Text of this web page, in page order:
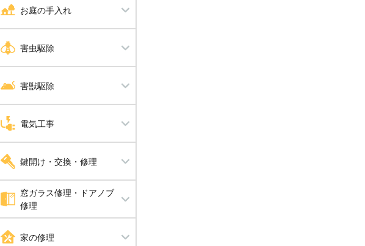
お庭の手入れ
剪定
伐採
芝張り
砂利敷き
シャッター修理
アスファルト工事
ブロック工事・コンクリート工事
害虫駆除
シロアリ駆除
ダニ・ノミ・トコジラミ駆除
ムカデ駆除
アリ駆除
ゴキブリ駆除
害獣駆除
アライグマ・イタチ・ハクビシン
駆除
ハト駆除
ねずみ駆除
コウモリ駆除
電気工事
アンテナ工事
漏電修理
コンセント工事・取替・増設
換気扇・レンジフード工事
鍵開け・交換・修理
鍵開け・交換・修理
合い鍵製作
窓ガラス修理・ドアノブ
修理
ガラス修理・交換
家の修理